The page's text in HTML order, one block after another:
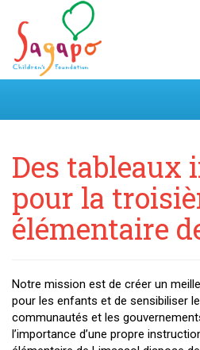
Des tableaux
pour la
élémentaire
Notre mission est de créer un
pour les enfants et de sensibiliser
communautés et les
l’importance d’une propre